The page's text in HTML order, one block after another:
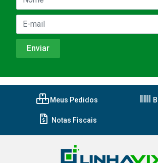
Meus Pedidos
Notas Fiscais